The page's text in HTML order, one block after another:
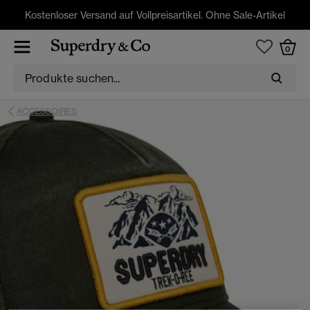
Kostenloser Versand auf Vollpreisartikel. Ohne Sale-Artikel
0
ACCESSOIRES